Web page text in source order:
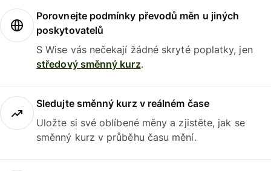
Porovnejte podmínky převodů měn u jiných
poskytovatelů
S Wise vás nečekají žádné skryté poplatky, jen
středový směnný kurz.
Sledujte směnný kurz v reálném čase
Uložte si své oblíbené měny a zjistěte, jak se
směnný kurz v průběhu času mění.